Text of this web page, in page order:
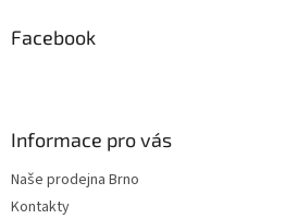
Facebook
Informace pro vás
Naše prodejna Brno
Kontakty